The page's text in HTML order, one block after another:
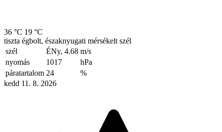
36 °C 19 °C
tiszta égbolt, északnyugati mérsékelt szél
szél
ÉNy, 4.68 m/s
nyomás
1017
hPa
páratartalom 24
%
kedd 11. 8. 2026